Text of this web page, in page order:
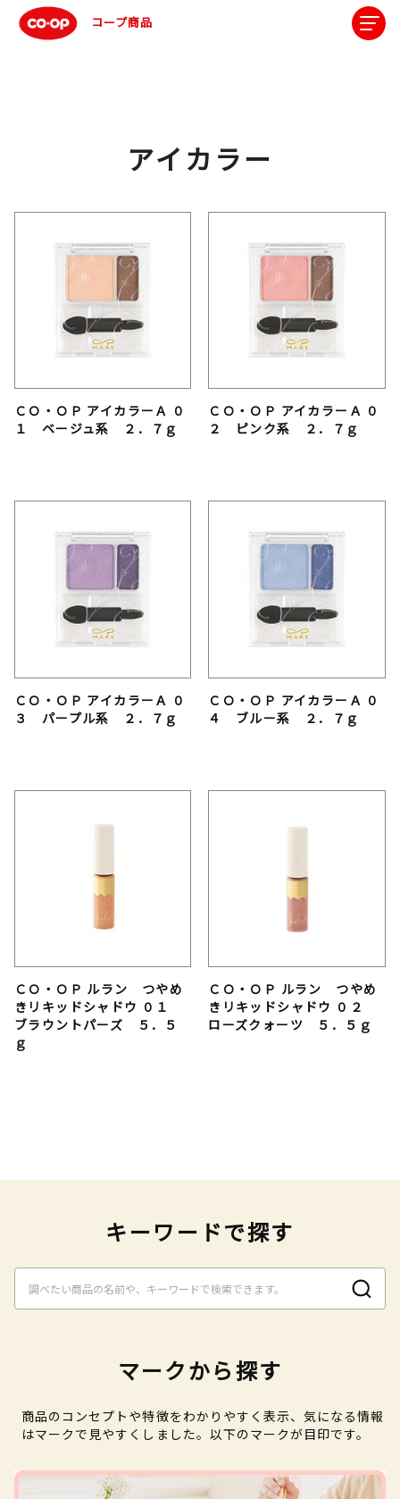
コープ商品
アイカラー
ＣＯ・ＯＰ アイカラーＡ ０
１ ベージュ系 ２．７ｇ
ＣＯ・ＯＰ アイカラーＡ ０
２ ピンク系 ２．７ｇ
ＣＯ・ＯＰ アイカラーＡ ０
３ パープル系 ２．７ｇ
ＣＯ・ＯＰ アイカラーＡ ０
４ ブルー系 ２．７ｇ
ＣＯ・ＯＰ ルラン つやめ
きリキッドシャドウ ０１
ブラウントパーズ ５．５
ｇ
ＣＯ・ＯＰ ルラン つやめ
きリキッドシャドウ ０２
ローズクォーツ ５．５ｇ
キーワードで探す
マークから探す
商品のコンセプトや特徴をわかりやすく表示、気になる情報
はマークで見やすくしました。以下のマークが目印です。